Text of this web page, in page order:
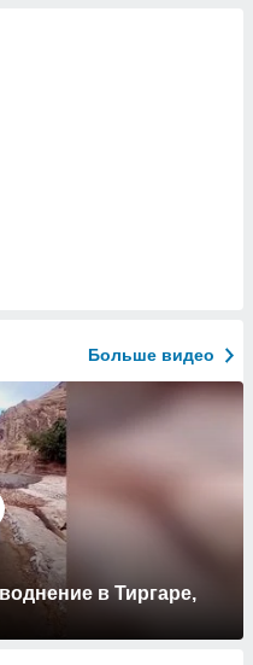
Больше видео
в Тиргаре,